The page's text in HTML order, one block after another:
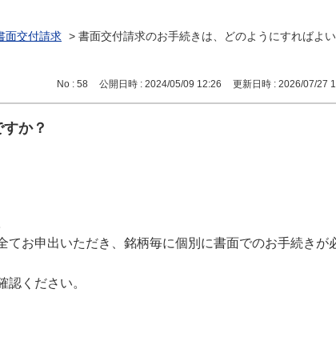
面交付請求 > 書面交付請求のお手続きは、どのようにすればよ
No : 58 公開日時 : 2024/05/09 12:26 更新日時 : 2026/07/27
か？
お申出いただき、銘柄毎に個別に書面でのお手続きが
認ください。